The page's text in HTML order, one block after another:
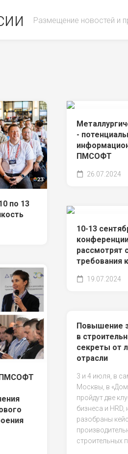
Размещение новостей и
по 13
-
ПМСОФТ
26.07.2024
10-13
рассмотрят
требования
19.07.2024
ПМСОФТ
Повышение
в
секреты от
отрасли
3 и 4 июля, в
Москвы, в
пройдут две
бизнеса и
разобраны
строительных